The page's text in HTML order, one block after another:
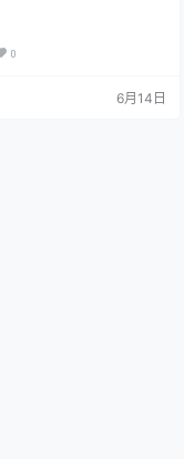
服务平台，提升企业设立
增强国际资本吸引力。此
澳大湾区的经济联系。尽
0
6月14日